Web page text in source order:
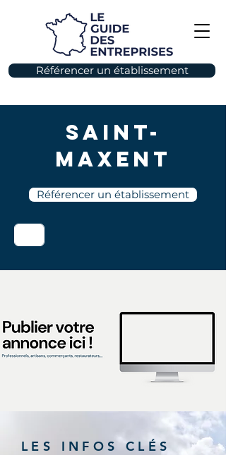
Référencer un établissement
Saint-
Maxent
Référencer un établissement
LES INFOS CLÉS